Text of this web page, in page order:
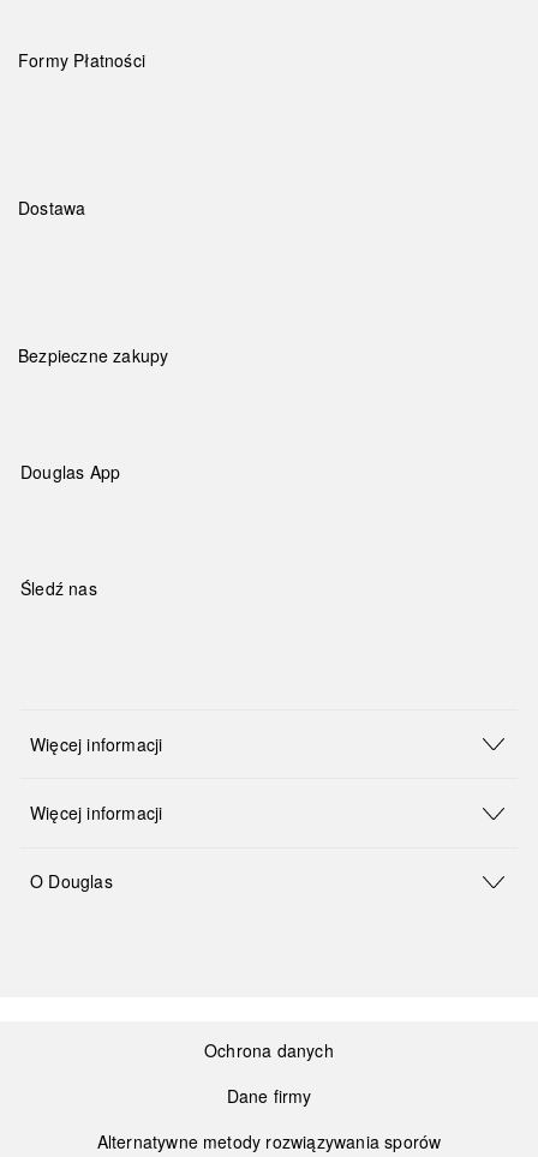
Formy Płatności
Dostawa
Bezpieczne zakupy
Douglas App
Śledź nas
Więcej informacji
Więcej informacji
O Douglas
Ochrona danych
Dane firmy
Alternatywne metody rozwiązywania sporów